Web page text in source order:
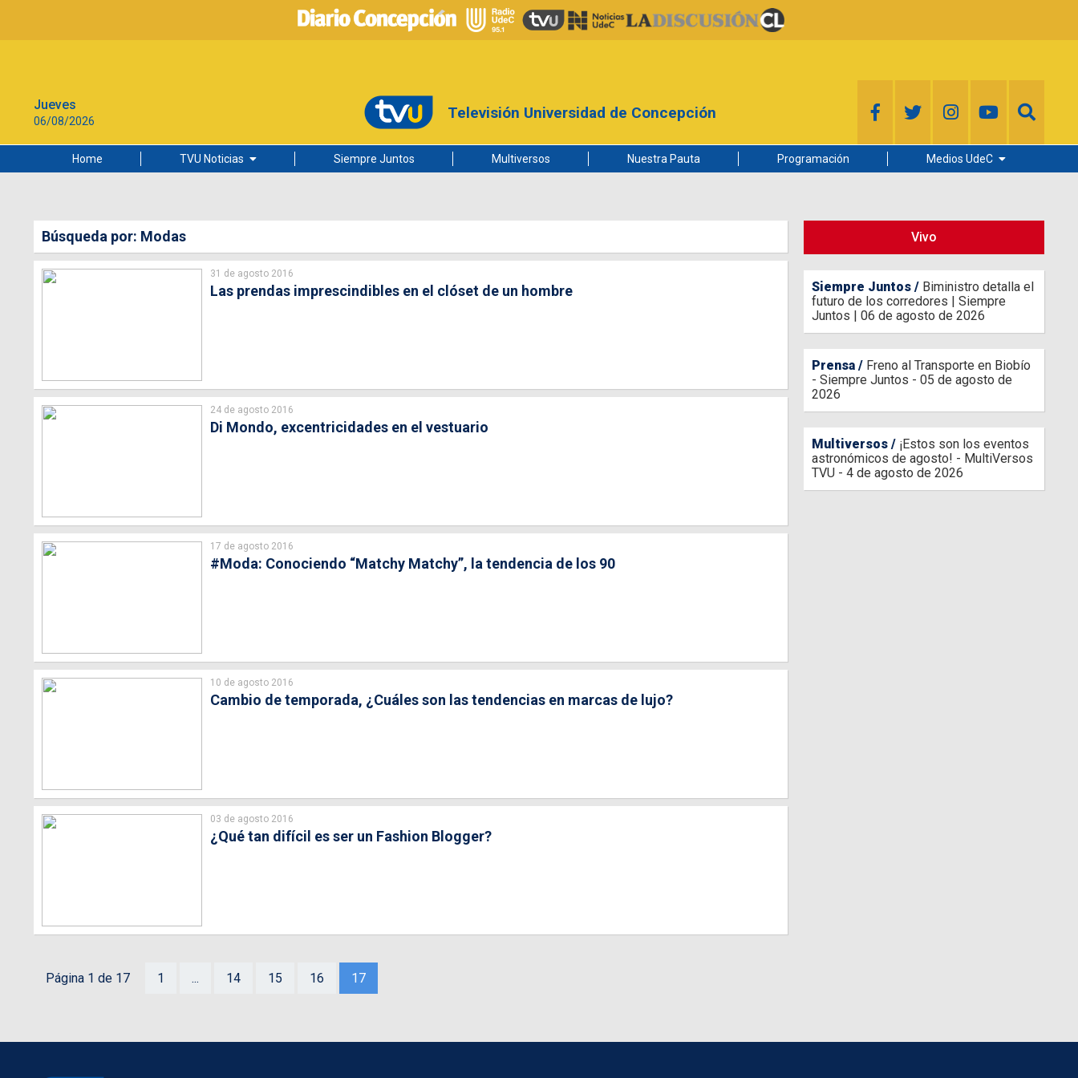
Jueves
06/08/2026 Televisión Universidad de Concepción
Home TVU Noticias
Ciudad
Universidad de Concepción
Siempre Juntos Multiversos Nuestra Pauta Programación Medios UdeC
Radio UdeC
Búsqueda por: Modas
31 de agosto 2016
Las prendas imprescindibles en el clóset de un hombre
24 de agosto 2016
Di Mondo, excentricidades en el vestuario
17 de agosto 2016
#Moda: Conociendo “Matchy Matchy”, la tendencia de los 90
10 de agosto 2016
Cambio de temporada, ¿Cuáles son las tendencias en marcas de lujo?
03 de agosto 2016
¿Qué tan difícil es ser un Fashion Blogger?
Página 1 de 17 1 ... 14 15 16 17
Vivo
Siempre Juntos
Biministro detalla el
futuro de los corredores | Siempre
Juntos | 06 de agosto de 2026
Prensa
Freno al Transporte en Biobío
- Siempre Juntos - 05 de agosto de
2026
Multiversos
¡Estos son los eventos
astronómicos de agosto! - MultiVersos
TVU - 4 de agosto de 2026